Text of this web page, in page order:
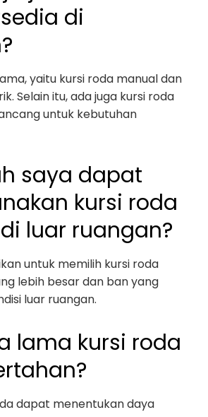
di
yaitu kursi roda manual dan
Selain itu, ada juga kursi roda
untuk kebutuhan
saya dapat
kursi roda
luar ruangan?
untuk memilih kursi roda
lebih besar dan ban yang
luar ruangan.
lama kursi roda
dapat menentukan daya